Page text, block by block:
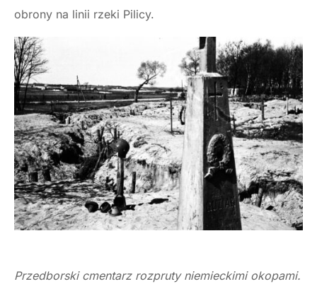
obrony na linii rzeki Pilicy.
Przedborski cmentarz rozpruty niemieckimi okopami.